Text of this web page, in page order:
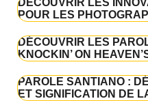
DÉCOUVRIR LES
POUR LES
DÉCOUVRIR LES
KNOCKIN’ ON
PAROLE SANTIANO :
ET SIGNIFICATION DE